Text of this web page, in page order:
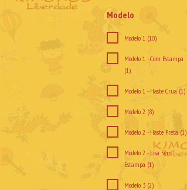
Modelo
Modelo 1 (10)
Modelo 1 - Com Estampa
(1)
Modelo 1 - Haste Crua (1)
Modelo 2 (8)
Modelo 2 - Haste Preta (1)
Modelo 2 - Lisa Sem
Estampa (1)
Modelo 3 (2)